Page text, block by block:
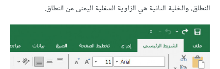
النطاق، والخلية الثانية هي الزاوية السفلية اليمنى من النطاق.